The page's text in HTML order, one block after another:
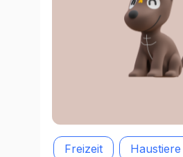
Freizeit Haustiere